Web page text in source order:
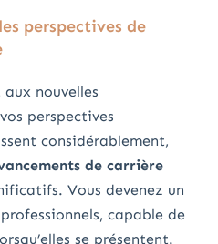
perspectives de
nouvelles
perspectives
considérablement,
de carrière
Vous devenez un
capable de
se présentent.